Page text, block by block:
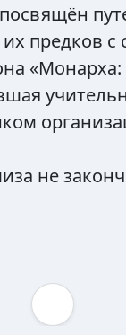
предков с
не